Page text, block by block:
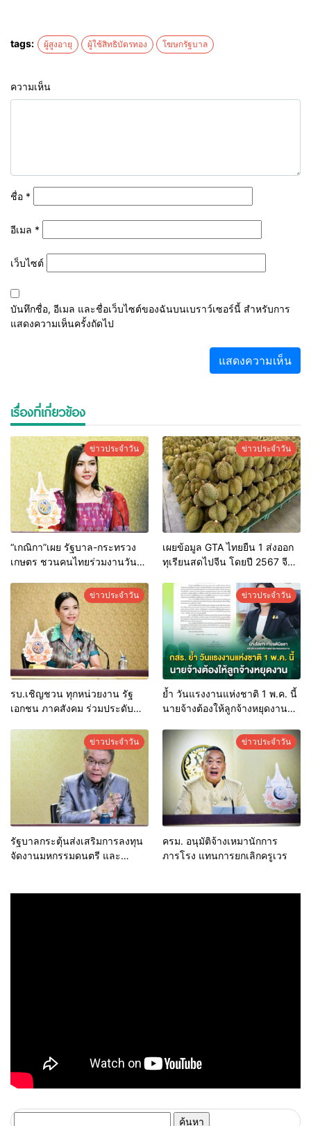
tags: ผู้สูงอายุ ผู้ใช้สิทธิบัตรทอง โฆษกรัฐบาล
ความเห็น
ชื่อ *
อีเมล *
เว็บไซต์
บันทึกชื่อ, อีเมล และชื่อเว็บไซต์ของฉันบนเบราว์เซอร์นี้ สำหรับการ
แสดงความเห็นครั้งถัดไป
เรื่องที่เกี่ยวข้อง
ข่าวประจำวัน
“เกณิกา”เผย รัฐบาล-กระทรวง
เกษตร ชวนคนไทยร่วมงานวัน
สำนึกในพระมหากรุณาธิคุณ 4-6
ข่าวประจำวัน
เผยข้อมูล GTA ไทยยืน 1 ส่งออก
ทุเรียนสดไปจีน โดยปี 2567 จีน
เป็นมูลค่า 717 ล้านดอลลาร์ และ
มีแนวโน้มเพิ่มขึ้นต่อเนื่อง
ข่าวประจำวัน
รบ.เชิญชวน ทุกหน่วยงาน รัฐ
เอกชน ภาคสังคม ร่วมประดับ
พระบาทสมเด็จพระเจ้าอยู่หัว
และพระฉายาลักษณ์สมเด็จพระ
นางเจ้าฯ พระบรมราชินี
ข่าวประจำวัน
ย้ำ วันแรงงานแห่งชาติ 1 พ.ค. นี้
นายจ้างต้องให้ลูกจ้างหยุดงาน
ข่าวประจำวัน
รัฐบาลกระตุ้นส่งเสริมการลงทุน
จัดงานมหกรรมดนตรี และ
ข่าวประจำวัน
ครม. อนุมัติจ้างเหมานักการ
ภารโรง แทนการยกเลิกครูเวร